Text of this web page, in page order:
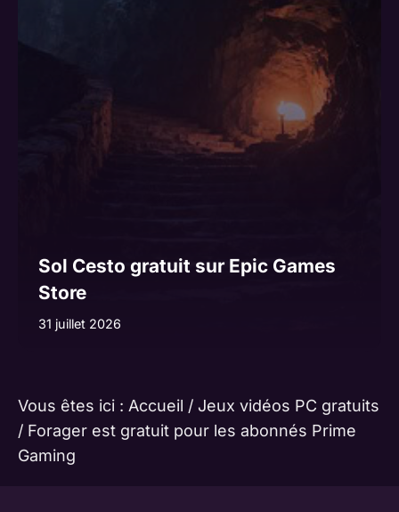
Sol Cesto gratuit sur Epic Games
Store
31 juillet 2026
Vous êtes ici : Accueil / Jeux vidéos PC gratuits
/ Forager est gratuit pour les abonnés Prime
Gaming